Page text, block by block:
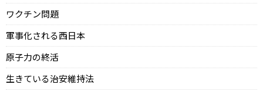
ワクチン問題
軍事化される西日本
原子力の終活
生きている治安維持法